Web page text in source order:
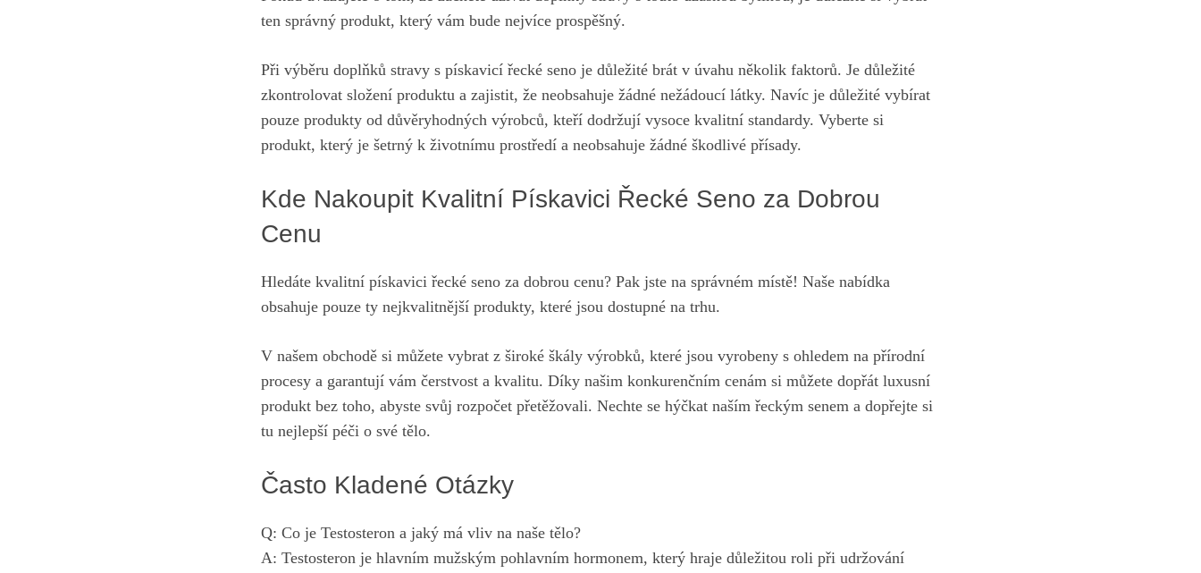
ten správný produkt, který vám bude nejvíce prospěšný.
Při výběru doplňků stravy s pískavicí řecké seno je důležité brát v úvahu několik faktorů. Je důležité
zkontrolovat složení produktu a zajistit, že neobsahuje žádné nežádoucí látky. Navíc je důležité vybírat
pouze produkty od důvěryhodných výrobců, kteří dodržují vysoce kvalitní standardy. Vyberte si
produkt, který je šetrný k životnímu prostředí a neobsahuje žádné škodlivé přísady.
Kde Nakoupit Kvalitní Pískavici Řecké Seno za Dobrou
Cenu
Hledáte kvalitní pískavici řecké seno za dobrou cenu? Pak jste na správném místě! Naše nabídka
obsahuje pouze ty nejkvalitnější produkty, které jsou dostupné na trhu.
V našem obchodě si můžete vybrat z široké škály výrobků, které jsou vyrobeny s ohledem na přírodní
procesy a garantují vám čerstvost a kvalitu. Díky našim konkurenčním cenám si můžete dopřát luxusní
produkt bez toho, abyste svůj rozpočet přetěžovali. Nechte se hýčkat naším řeckým senem a dopřejte si
tu nejlepší péči o své tělo.
Často Kladené Otázky
Q: Co je Testosteron a jaký má vliv na naše tělo?
A: Testosteron je hlavním mužským pohlavním hormonem, který hraje důležitou roli při udržování